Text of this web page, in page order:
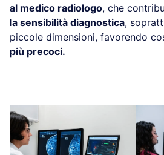
al medico radiologo, che
la sensibilità diagnostica,
piccole dimensioni, favorendo
più precoci.